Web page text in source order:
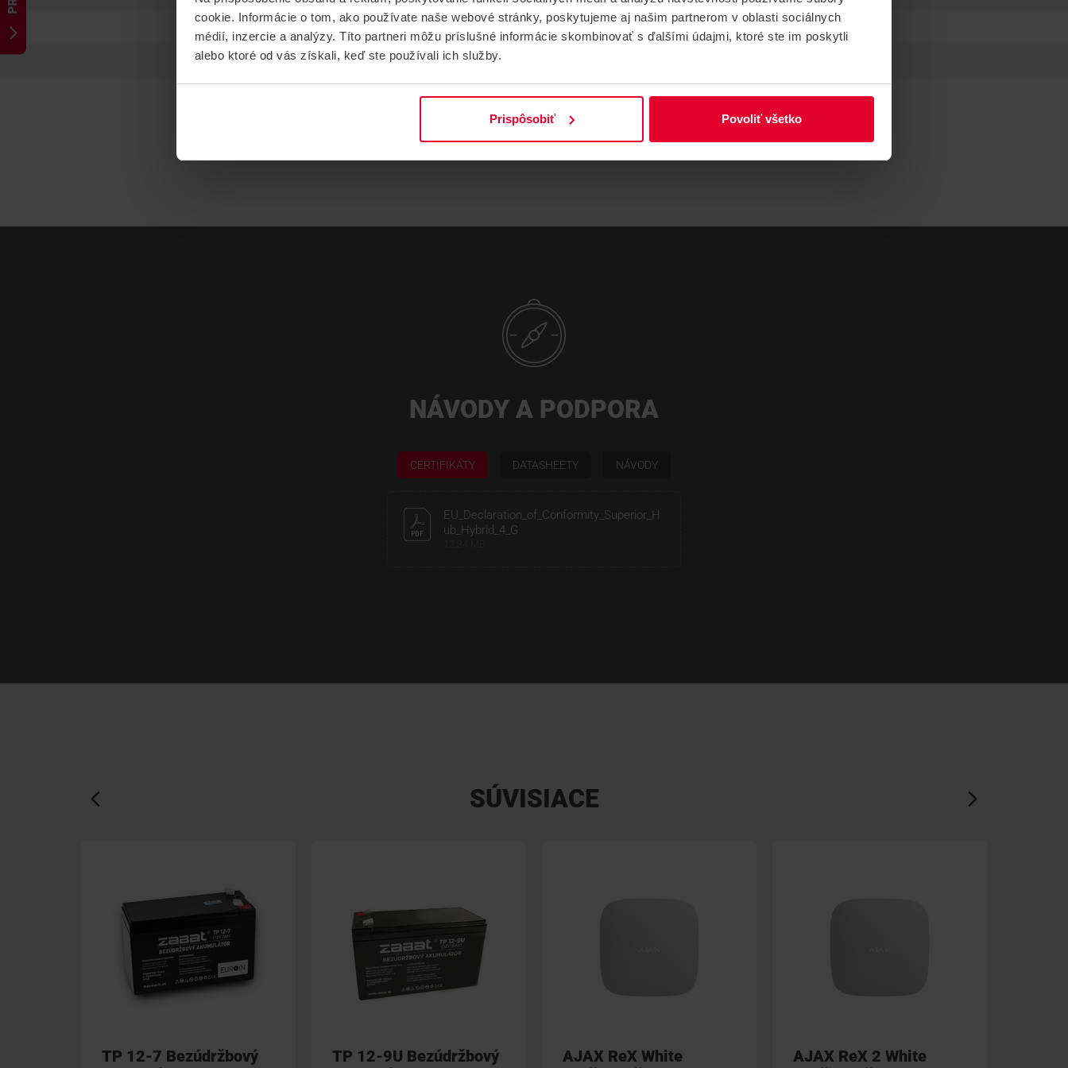
cookie. Informácie o tom, ako používate naše webové stránky, poskytujeme aj našim partnerom v oblasti sociálnych
médií, inzercie a analýzy. Títo partneri môžu príslušné informácie skombinovať s ďalšími údajmi, ktoré ste im poskytli
alebo ktoré od vás získali, keď ste používali ich služby.
Prispôsobiť Povoliť všetko
Farba Biela
Superior
Hmotnosť 1.1 kg
NÁVODY A PODPORA
CERTIFIKÁTY DATASHEETY NÁVODY
EU_Declaration_of_Conformity_Superior_H
ub_Hybrid_4_G
SÚVISIACE
TP 12-7 Bezúdržbový
TP 12-9U Bezúdržbový
AJAX ReX White
AJAX ReX 2 White